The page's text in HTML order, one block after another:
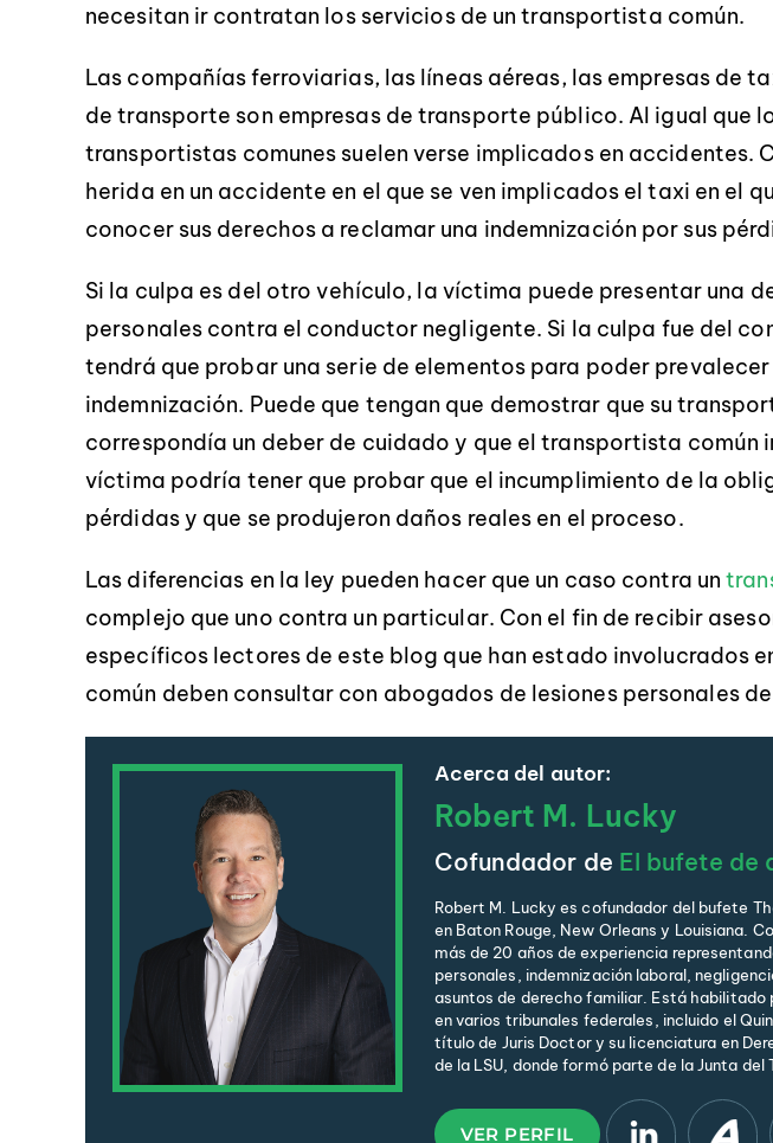
necesitan ir contratan los servicios de un transportista común.
Las compañías ferroviarias, las líneas aéreas, las empresas de
de transporte son empresas de transporte público. Al igual que
transportistas comunes suelen verse implicados en accidentes.
herida en un accidente en el que se ven implicados el taxi en el
conocer sus derechos a reclamar una indemnización por sus
Si la culpa es del otro vehículo, la víctima puede presentar una
personales contra el conductor negligente. Si la culpa fue del
tendrá que probar una serie de elementos para poder
indemnización. Puede que tengan que demostrar que su
correspondía un deber de cuidado y que el transportista común
víctima podría tener que probar que el incumplimiento de la
pérdidas y que se produjeron daños reales en el proceso.
Las diferencias en la ley pueden hacer que un caso contra un
complejo que uno contra un particular. Con el fin de recibir
específicos lectores de este blog que han estado involucrados
común deben consultar con abogados de lesiones personales
Acerca del autor:
Robert M. Lucky
Cofundador de El bufete de
Robert M. Lucky es cofundador del bufete
en Baton Rouge, New Orleans y Louisiana.
más de 20 años de experiencia
personales, indemnización laboral,
asuntos de derecho familiar. Está habilitado
en varios tribunales federales, incluido el
título de Juris Doctor y su licenciatura en
de la LSU, donde formó parte de la Junta del
VER PERFIL